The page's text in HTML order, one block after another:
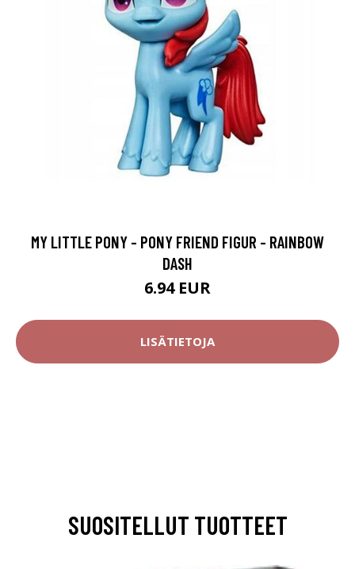
MY LITTLE PONY - PONY FRIEND FIGUR - RAINBOW
DASH
6.94 EUR
LISÄTIETOJA
SUOSITELLUT TUOTTEET